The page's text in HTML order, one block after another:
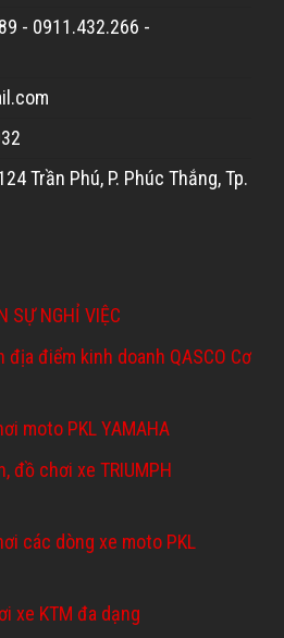
- 0911.432.266 -
Trần Phú, P. Phúc Thắng, Tp.
SỰ NGHỈ VIỆC
địa điểm kinh doanh QASCO Cơ
moto PKL YAMAHA
đồ chơi xe TRIUMPH
các dòng xe moto PKL
xe KTM đa dạng